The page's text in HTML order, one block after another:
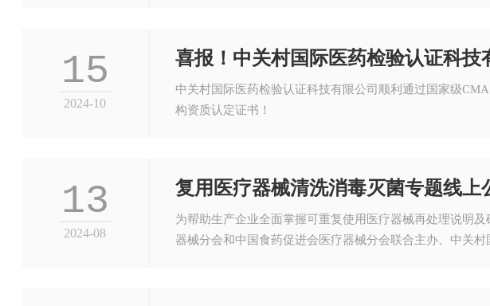
15
2024-10
喜报！中关村国际医药检验认证科
中关村国际医药检验认证科技有限公司顺利通过国家级
构资质认定证书！
13
2024-08
复用医疗器械清洗消毒灭菌专题线上
为帮助生产企业全面掌握可重复使用医疗器械再处理说明
器械分会和中国食药促进会医疗器械分会联合主办、中关